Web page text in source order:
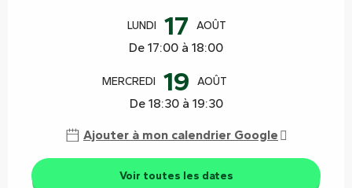
LUNDI 17 AOÛT
De 17:00 à 18:00
MERCREDI 19 AOÛT
De 18:30 à 19:30
Ajouter à mon calendrier Google
Voir toutes les dates